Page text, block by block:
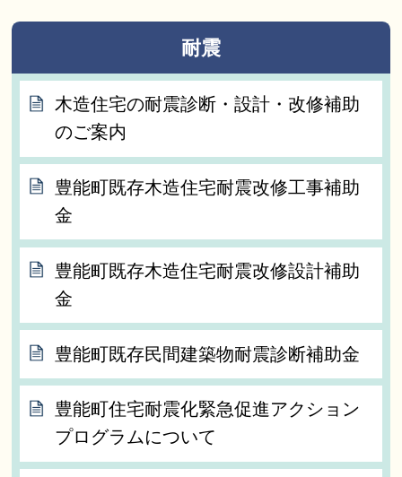
耐震
木造住宅の耐震診断・設計・改修補助
のご案内
豊能町既存木造住宅耐震改修工事補助
金
豊能町既存木造住宅耐震改修設計補助
金
豊能町既存民間建築物耐震診断補助金
豊能町住宅耐震化緊急促進アクション
プログラムについて